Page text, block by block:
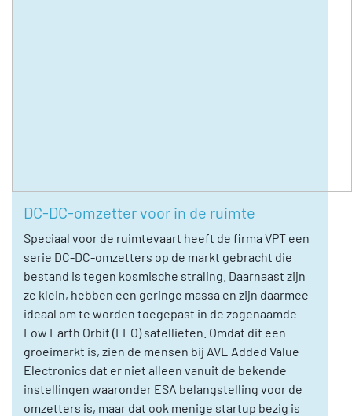
DC-DC-omzetter voor in de ruimte
Speciaal voor de ruimtevaart heeft de firma VPT een
serie DC-DC-omzetters op de markt gebracht die
bestand is tegen kosmische straling. Daarnaast zijn
ze klein, hebben een geringe massa en zijn daarmee
ideaal om te worden toegepast in de zogenaamde
Low Earth Orbit (LEO) satellieten. Omdat dit een
groeimarkt is, zien de mensen bij AVE Added Value
Electronics dat er niet alleen vanuit de bekende
instellingen waaronder ESA belangstelling voor de
omzetters is, maar dat ook menige startup bezig is